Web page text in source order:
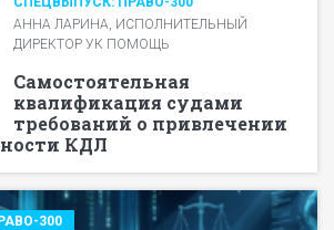
АННА ЛАРИНА, ИСПОЛНИТЕЛЬНЫЙ
ДИРЕКТОР УК ПОМОЩЬ
Самостоятельная
квалификация судами
требований о привлечении
КДЛ
300